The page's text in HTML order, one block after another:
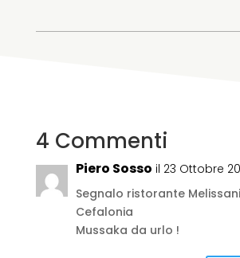
4 Commenti
Piero Sosso il 23 Ottobre
Segnalo ristorante
Cefalonia
Mussaka da urlo !